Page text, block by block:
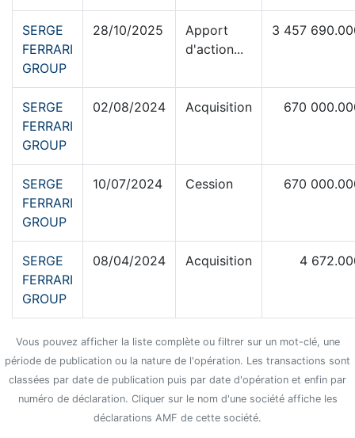
SERGE
FERRARI
GROUP
28/10/2025
Apport
d'action...
3 457
SERGE
FERRARI
GROUP
02/08/2024 Acquisition 670
SERGE
FERRARI
GROUP
10/07/2024 Cession 670
SERGE
FERRARI
GROUP
08/04/2024 Acquisition 4
Vous pouvez afficher la liste complète ou filtrer sur un mot-clé, une
période de publication ou la nature de l'opération. Les transactions sont
classées par date de publication puis par date d'opération et enfin par
numéro de déclaration. Cliquer sur le nom d'une société affiche les
déclarations AMF de cette société.